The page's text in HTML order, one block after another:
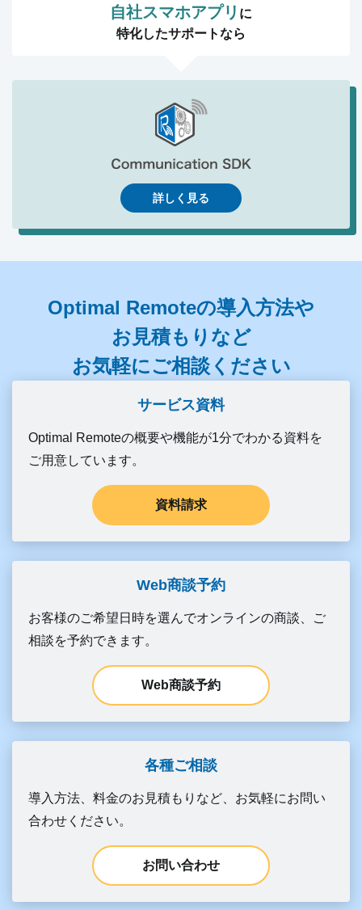
自社スマホアプリ に
特化したサポートなら
詳しく見る
Optimal Remoteの導入方法や
お見積もりなど
お気軽にご相談ください
サービス資料
Optimal Remoteの概要や機能が1分でわかる資料を
ご用意しています。
資料請求
Web商談予約
お客様のご希望日時を選んでオンラインの商談、ご
相談を予約できます。
Web商談予約
各種ご相談
導入方法、料金のお見積もりなど、お気軽にお問い
合わせください。
お問い合わせ